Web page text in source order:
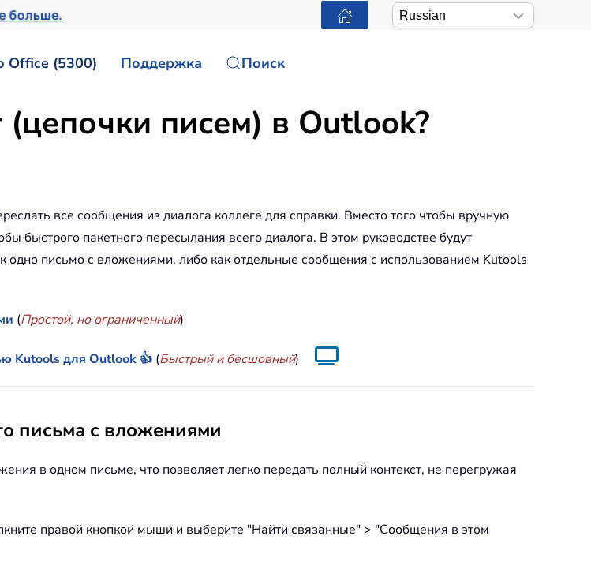
больше.
Office (5300) Поддержка Поиск
(цепочки писем) в Outlook?
все сообщения из диалога коллеге для справки. Вместо того чтобы вручную
быстрого пакетного пересылания всего диалога. В этом руководстве будут
письмо с вложениями, либо как отдельные сообщения с использованием Kutools
(Простой, но ограниченный)
Kutools для Outlook 👍 (Быстрый и бесшовный)
письма с вложениями
в одном письме, что позволяет легко передать полный контекст, не перегружая
правой кнопкой мыши и выберите "Найти связанные" > "Сообщения в этом